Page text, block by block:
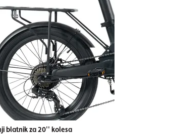
blatnik za 20'' kolesa